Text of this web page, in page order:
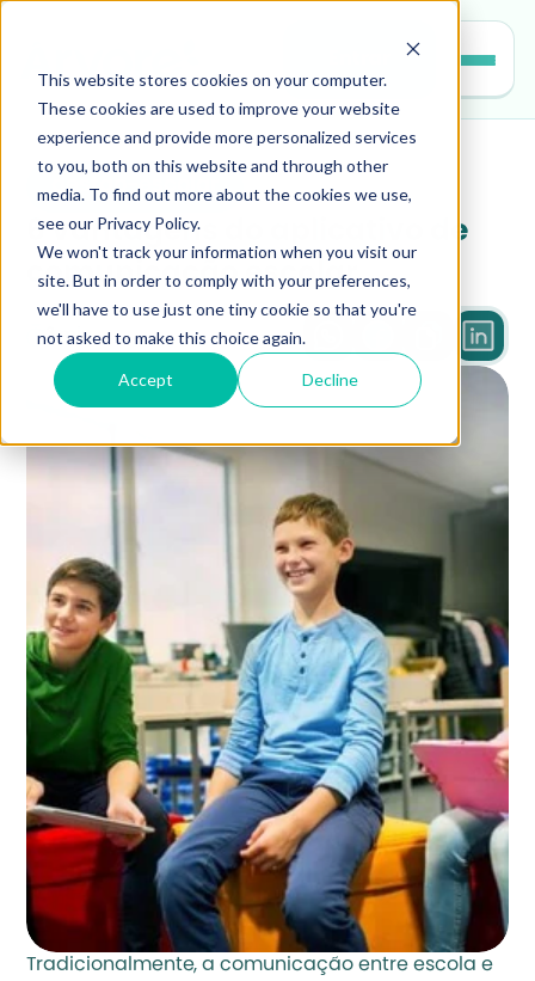
This website stores cookies on your computer.
These cookies are used to improve your website
experience and provide more personalized services
to you, both on this website and through other
media. To find out more about the cookies we use,
see our Privacy Policy.
We won't track your information when you visit our
site. But in order to comply with your preferences,
we'll have to use just one tiny cookie so that you're
not asked to make this choice again.
Accept Decline
gestao-escolar
6 vantagens do aplicativo de
comunicação escolar
3 min
Tradicionalmente, a comunicação entre escola e